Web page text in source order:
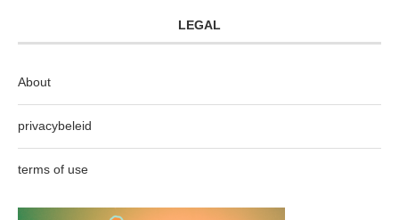
LEGAL
About
privacybeleid
terms of use